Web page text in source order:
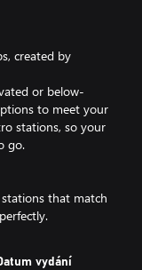
created by
or below-
to meet your
stations, so your
go.
that match
vydání